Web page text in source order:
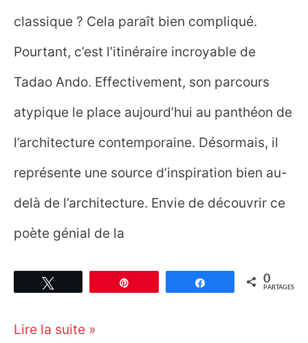
classique ? Cela paraît bien compliqué.
Pourtant, c’est l’itinéraire incroyable de
Tadao Ando. Effectivement, son parcours
atypique le place aujourd’hui au panthéon de
l’architecture contemporaine. Désormais, il
représente une source d’inspiration bien au-
delà de l’architecture. Envie de découvrir ce
poète génial de la
Partagez 0
PARTAGES
Tadao
Lire la suite »